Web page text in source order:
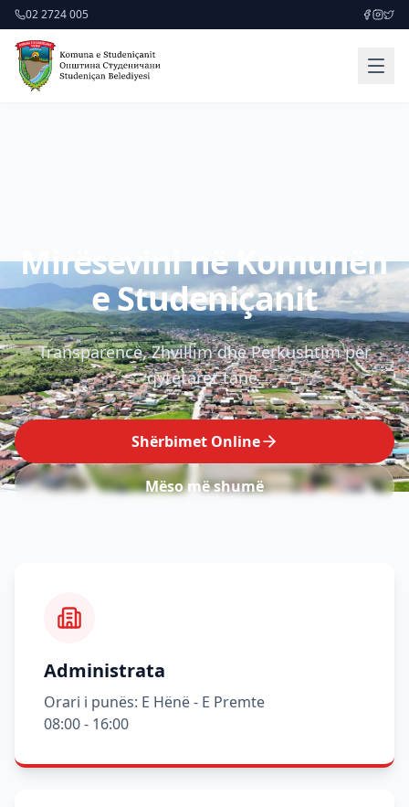
02 2724 005
Mirësevini në Komunën
e Studeniçanit
Transparencë, Zhvillim dhe Përkushtim për
qytetarët tanë.
Shërbimet Online
Mëso më shumë
Administrata
Orari i punës: E Hënë - E Premte
08:00 - 16:00